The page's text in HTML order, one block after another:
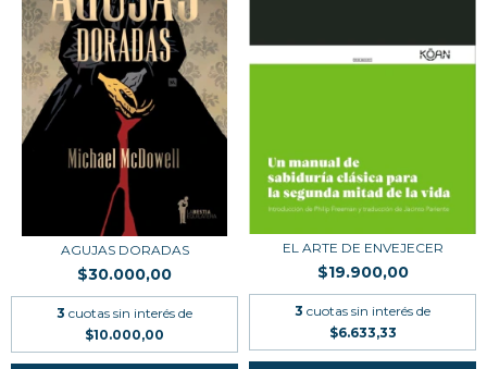
AGUJAS DORADAS
$30.000,00
3 cuotas sin interés de
$10.000,00
EL ARTE DE ENVEJECER
$19.900,00
3 cuotas sin interés de
$6.633,33